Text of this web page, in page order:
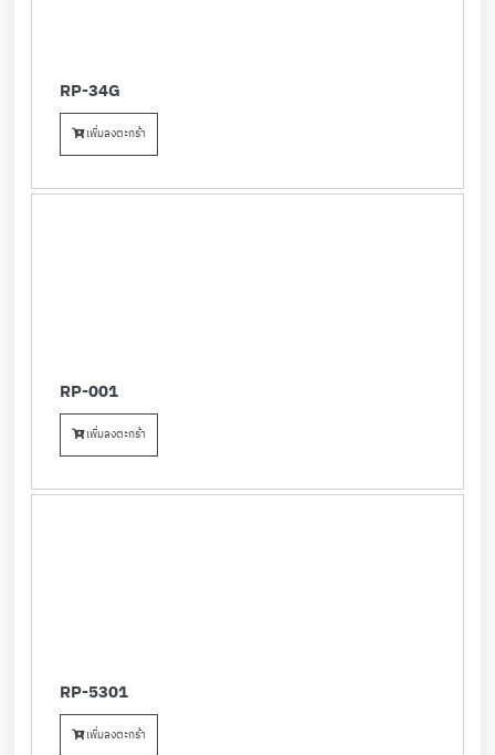
RP-34G
เพิ่มลงตะกร้า
RP-001
เพิ่มลงตะกร้า
RP-5301
เพิ่มลงตะกร้า